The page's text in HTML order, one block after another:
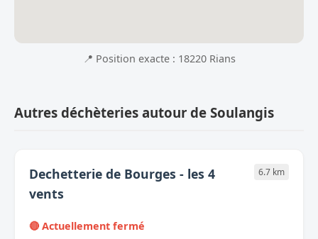
📍 Position exacte : 18220 Rians
Autres déchèteries autour de Soulangis
Dechetterie de Bourges - les 4
vents
6.7 km
🔴 Actuellement fermé